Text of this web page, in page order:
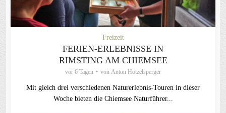
Freizeit
FERIEN-ERLEBNISSE IN
RIMSTING AM CHIEMSEE
vor 6 Tagen von Anton Hötzelsperger
Mit gleich drei verschiedenen Naturerlebnis-Touren in dieser
Woche bieten die Chiemsee Naturführer...